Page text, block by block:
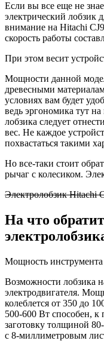
Если вы все еще не
электрический лобзик
внимание на Hitachi
скорость работы
При этом весит
Мощности данной
древесными
условиях вам будет
ведь эргономика тут
лобзика следует
вес. Не каждое
похвастаться такими
Но все-таки стоит
рычаг с колесиком.
Электролобзик Hitachi
На что
Мощность инструмента
Возможности лобзика
электродвигателя.
колеблется от 350 до
500-600 Вт способен, к
заготовку толщиной
с 8-миллиметровым